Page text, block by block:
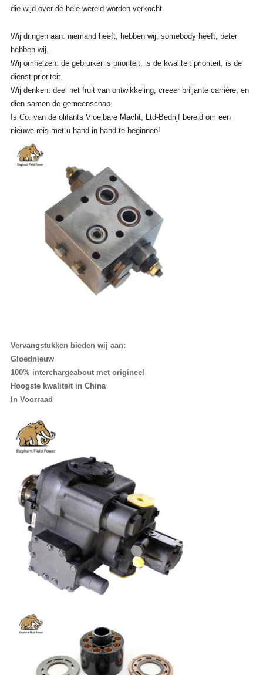
die wijd over de hele wereld worden verkocht.
Wij dringen aan: niemand heeft, hebben wij; somebody heeft, beter
hebben wij.
Wij omhelzen: de gebruiker is prioriteit, is de kwaliteit prioriteit, is de
dienst prioriteit.
Wij denken: deel het fruit van ontwikkeling, creeer briljante carrière, en
dien samen de gemeenschap.
Is Co. van de olifants Vloeibare Macht, Ltd-Bedrijf bereid om een
nieuwe reis met u hand in hand te beginnen!
Vervangstukken bieden wij aan:
Gloednieuw
100% interchargeabout met origineel
Hoogste kwaliteit in China
In Voorraad